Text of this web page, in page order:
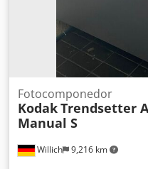
Willich 9,216 km
Fotocomponedor
KodakTrendsetter
Manual S